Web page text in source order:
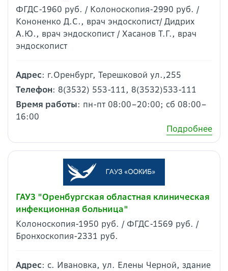
ФГДС-1960 руб. / Колоноскопия-2990 руб. /
Кононенко Д.С., врач эндоскопист/ Дидрих
А.Ю., врач эндоскопист / Хасанов Т.Г., врач
эндоскопист
Адрес: г.Оренбург, Терешковой ул.,255
Телефон: 8(3532) 553-111, 8(3532)533-111
Время работы: пн-пт 08:00–20:00; сб 08:00–
16:00
Подробнее
ГАУЗ "Оренбургская областная клиническая
инфекционная больница"
Колоноскопия-1950 руб. / ФГДС-1569 руб. /
Бронхоскопия-2331 руб.
Адрес: с. Ивановка, ул. Елены Черной, здание